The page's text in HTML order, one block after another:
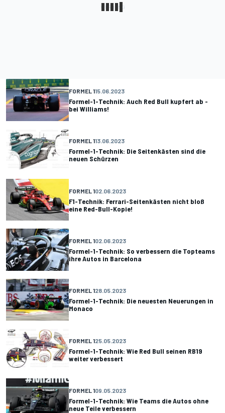
FORMEL 115.06.2023
Formel-1-Technik: Auch Red Bull kupfert ab -
bei Williams!
FORMEL 113.06.2023
Formel-1-Technik: Die Seitenkästen sind die
neuen Schürzen
FORMEL 102.06.2023
F1-Technik: Ferrari-Seitenkästen nicht bloß
eine Red-Bull-Kopie!
FORMEL 102.06.2023
Formel-1-Technik: So verbessern die Topteams
ihre Autos in Barcelona
FORMEL 128.05.2023
Formel-1-Technik: Die neuesten Neuerungen in
Monaco
FORMEL 125.05.2023
Formel-1-Technik: Wie Red Bull seinen RB19
weiter verbessert
FORMEL 109.05.2023
Formel-1-Technik: Wie Teams die Autos ohne
neue Teile verbessern